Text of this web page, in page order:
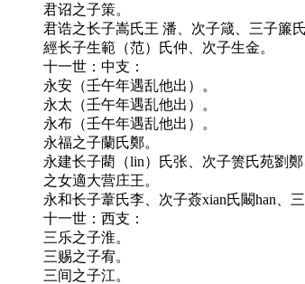
君诏之子策。
君诰之长子嵩氏王 潘、次子箴、三子簾氏
經长子生範（范）氏仲、次子生金。
十一世：中支：
永安（壬午年遇乱他出）。
永太（壬午年遇乱他出）。
永布（壬午年遇乱他出）。
永福之子蘭氏鄭。
永建长子藺（lin）氏张、次子箦氏苑劉鄭
之女適大营庄王。
永和长子葦氏李、次子薟xian氏闞han
十一世：西支：
三乐之子淮。
三赐之子宥。
三间之子江。